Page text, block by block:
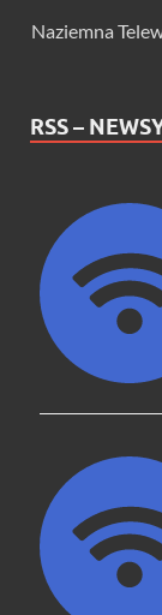
Naziemna
RSS –